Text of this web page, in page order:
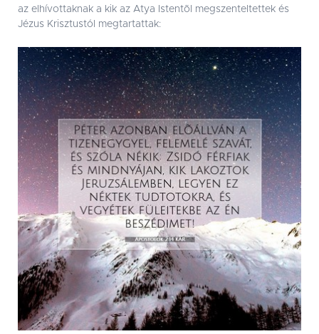
az elhívottaknak a kik az Atya Istentõl megszenteltettek és
Jézus Krisztustól megtartattak: